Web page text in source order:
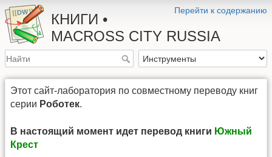
Перейти к содержанию
КНИГИ •
MACROSS CITY RUSSIA
Этот сайт-лаборатория по совместному переводу книг
серии Роботек.
В настоящий момент идет перевод книги Южный
Крест